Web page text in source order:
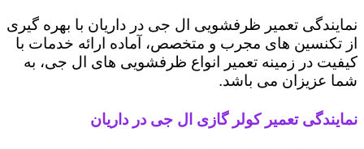
نمایندگی تعمیر ظرفشویی ال جی در داریان با بهره گیری
از تکنسین های مجرب و متخصص، آماده ارائه خدمات با
کیفیت در زمینه تعمیر انواع ظرفشویی های ال جی، به
شما عزیزان می باشد.
نمایندگی تعمیر کولر گازی ال جی در داریان